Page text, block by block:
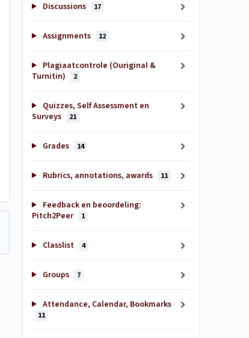
Discussions 17
Assignments 12
Plagiaatcontrole (Ouriginal &
Turnitin)
2
Quizzes, Self Assessment en
Surveys
21
Grades 14
Rubrics, annotations, awards 11
Feedback en beoordeling:
Pitch2Peer
1
Classlist 4
Groups 7
Attendance, Calendar, Bookmarks
11